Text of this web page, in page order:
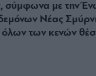
σύμφωνα με την
Νέας
των κενών